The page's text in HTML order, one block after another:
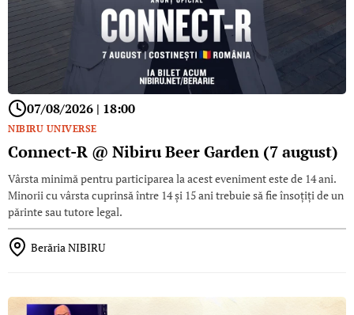
07/08/2026 | 18:00
NIBIRU UNIVERSE
Connect-R @ Nibiru Beer Garden (7 august)
Vârsta minimă pentru participarea la acest eveniment este de 14 ani.
Minorii cu vârsta cuprinsă între 14 și 15 ani trebuie să fie însoțiți de un
părinte sau tutore legal.
Berăria NIBIRU